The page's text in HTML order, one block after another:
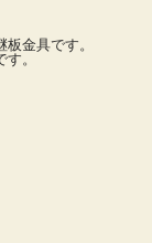
金具です。
。